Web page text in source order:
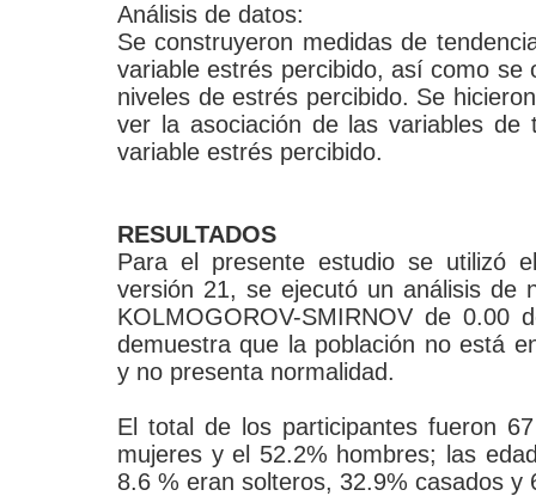
Análisis de datos:
Se construyeron medidas de
variable estrés percibido, así como se
niveles de estrés percibido. Se
ver la asociación de las variables de
variable estrés percibido.
RESULTADOS
Para el presente estudio se utilizó
versión 21, se ejecutó un análisis de
KOLMOGOROV-SMIRNOV de 0.00
demuestra que la población no está
y no presenta normalidad.
El total de los participantes fueron
mujeres y el 52.2% hombres; las
8.6 % eran solteros, 32.9% casados y